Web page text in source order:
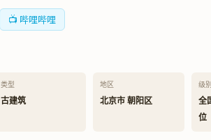
📺 哔哩哔哩
类型
古建筑
地区
北京市 朝阳区
级别
全
位